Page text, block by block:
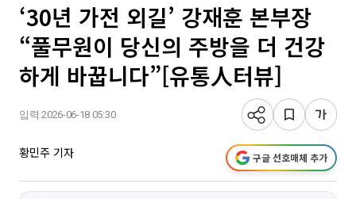
‘30년 가전 외길’ 강재훈 본부장
“풀무원이 당신의 주방을 더 건강
하게 바꿉니다”[유통人터뷰]
입력 2026-06-18 05:30
황민주 기자 구글 선호매체 추가